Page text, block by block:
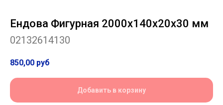
Ендова Фигурная 2000x140x20x30 мм
02132614130
850,00 руб
Добавить в корзину